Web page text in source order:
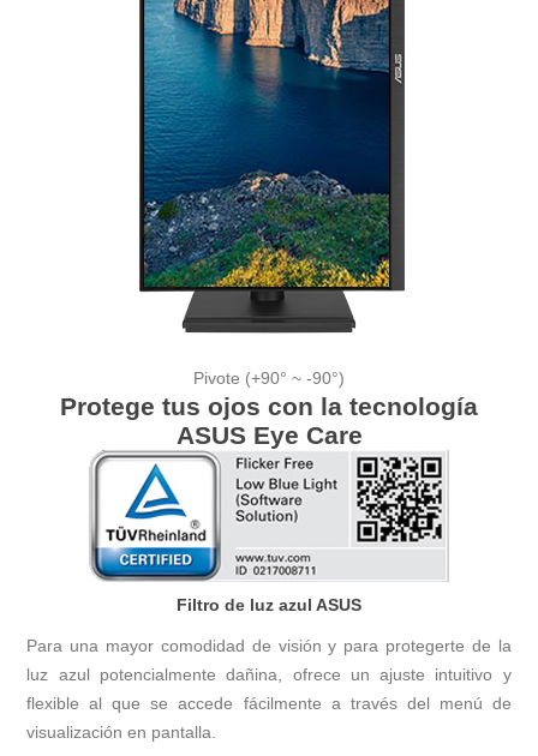
Pivote (+90° ~ -90°)
Protege tus ojos con la tecnología
ASUS Eye Care
Filtro de luz azul ASUS
Para una mayor comodidad de visión y para protegerte de la
luz azul potencialmente dañina, ofrece un ajuste intuitivo y
flexible al que se accede fácilmente a través del menú de
visualización en pantalla.